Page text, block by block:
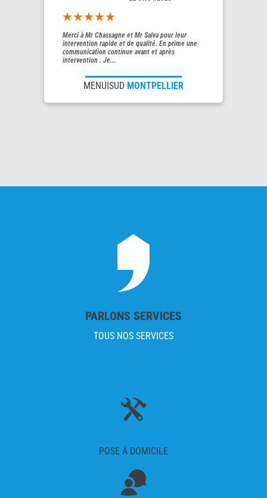
5out of 5
Merci à Mr Chassagne et Mr Salva pour leur
intervention rapide et de qualité. En prime une
communication continue avant et après
intervention . Je...
MENUISUD MONTPELLIER
PARLONS SERVICES
TOUS NOS SERVICES
POSE À DOMICILE